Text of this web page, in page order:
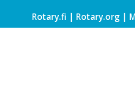
Rotary.fi | Rotary.org|